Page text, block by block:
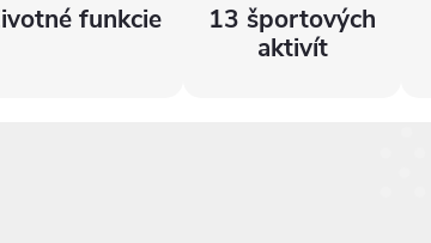
funkcie
13 športových
aktivít